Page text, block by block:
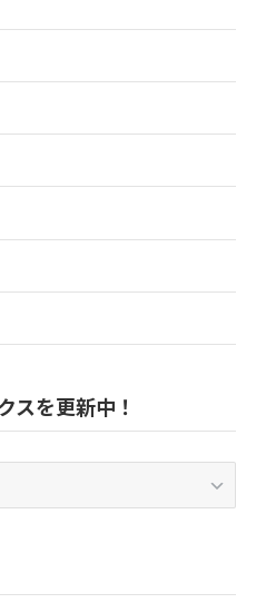
スを更新中！